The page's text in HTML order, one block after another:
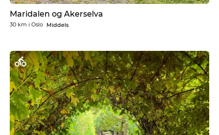
Maridalen og Akerselva
30 km i Oslo Middels